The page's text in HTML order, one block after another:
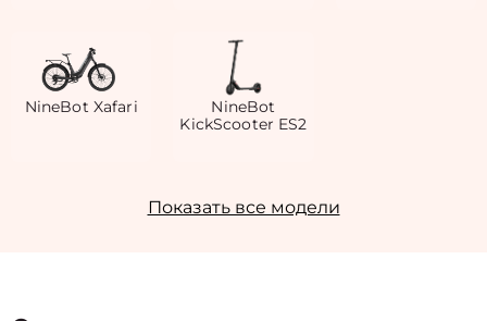
NineBot Xafari
NineBot
KickScooter ES2
Показать все модели